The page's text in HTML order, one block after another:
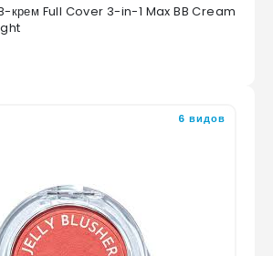
крем Full Cover 3-in-1 Max BB Cream
6 видов